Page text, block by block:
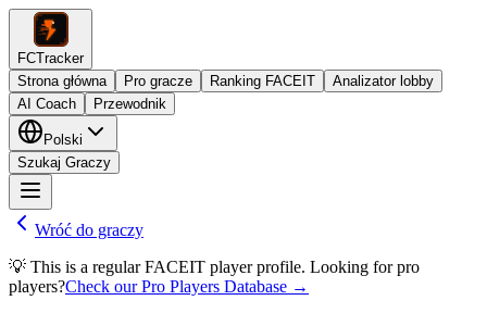
FCTracker
Strona główna
Pro gracze Ranking FACEIT
Analizator lobby
AI Coach
Przewodnik
Polski
Szukaj Graczy
Wróć do graczy
💡 This is a regular FACEIT player profile. Looking for pro
players?Check our Pro Players Database →